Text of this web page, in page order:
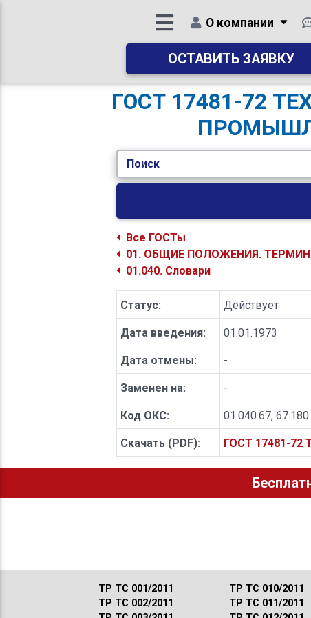
О компании
ОСТАВИТЬ ЗАЯВКУ
ГОСТ 17481-72
Поиск
Все ГОСТы
01. ОБЩИЕ ПОЛОЖЕНИЯ.
01.040. Словари
Статус: Действует
Дата введения: 01.01.1973
Дата отмены: -
Заменен на: -
Код ОКС: 01.040.67,
Скачать (PDF): ГОСТ 17481-72
ТР ТС 001/2011
ТР ТС 002/2011
ТР ТС 010/2011
ТР ТС 011/2011